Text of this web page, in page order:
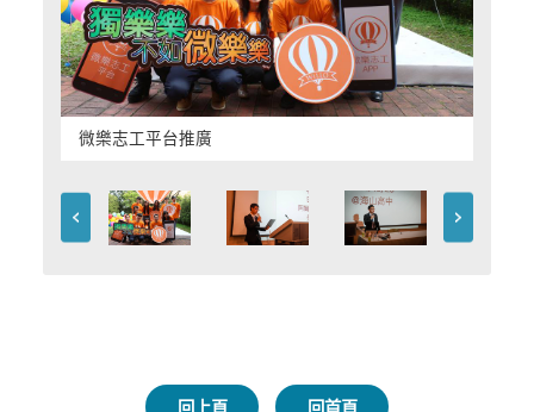
微樂志工平台推廣